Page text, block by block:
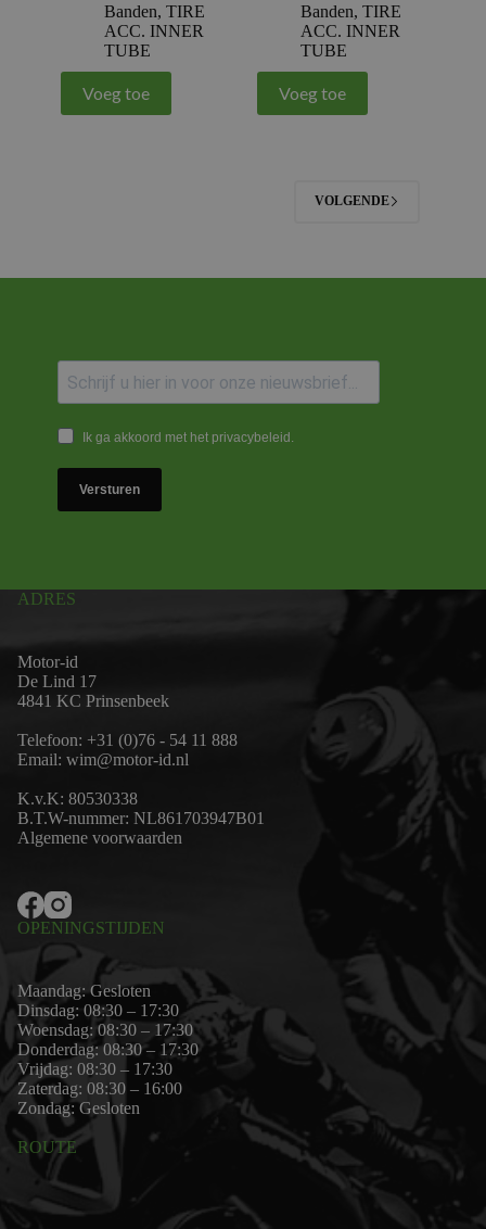
Banden, TIRE
ACC. INNER
TUBE
Voeg toe
Banden, TIRE
ACC. INNER
TUBE
Voeg toe
VOLGENDE
Ik ga akkoord met het privacybeleid.
Versturen
ADRES
Motor-id
De Lind 17
4841 KC Prinsenbeek
Telefoon: +31 (0)76 - 54 11 888
Email: wim@motor-id.nl
K.v.K: 80530338
B.T.W-nummer: NL861703947B01
Algemene voorwaarden
OPENINGSTIJDEN
Maandag: Gesloten
Dinsdag: 08:30 – 17:30
Woensdag: 08:30 – 17:30
Donderdag: 08:30 – 17:30
Vrijdag: 08:30 – 17:30
Zaterdag: 08:30 – 16:00
Zondag: Gesloten
ROUTE